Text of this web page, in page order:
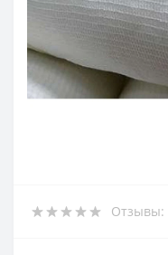
Отзывы: